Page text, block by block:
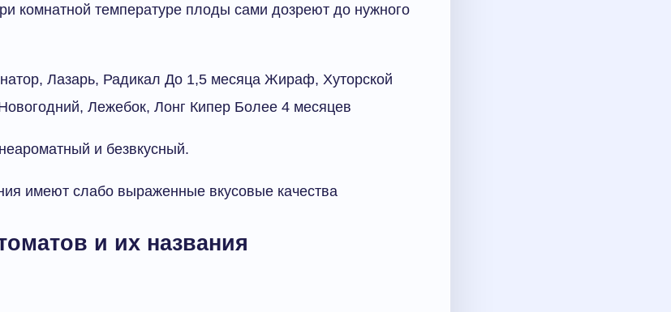
комнатной температуре плоды сами дозреют до нужного
Лазарь, Радикал До 1,5 месяца Жираф, Хуторской
Лежебок, Лонг Кипер Более 4 месяцев
и безвкусный.
имеют слабо выраженные вкусовые качества
и их названия